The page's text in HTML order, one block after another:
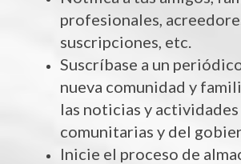
profesionales,
suscripciones, etc.
Suscríbase a un
nueva comunidad y
las noticias y
comunitarias y del
Inicie el proceso de